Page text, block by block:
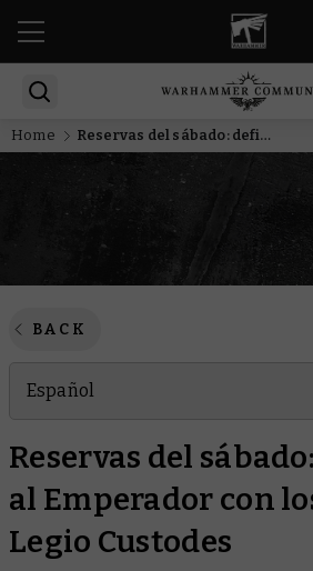
Home Reservas del sábado: defiende al Emperador con los nuevos Legio Custodes
BACK
Español
Reservas del
al Emperador con
Legio Custodes